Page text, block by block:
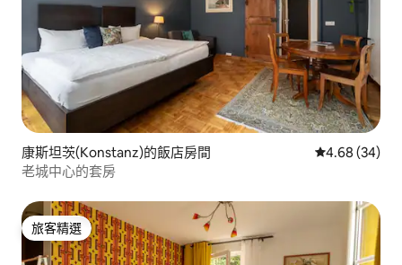
康斯坦茨(Konstanz)的飯店房間 從 34 則評價
4.68 (34)
老城中心的套房
旅客精選
旅客精選